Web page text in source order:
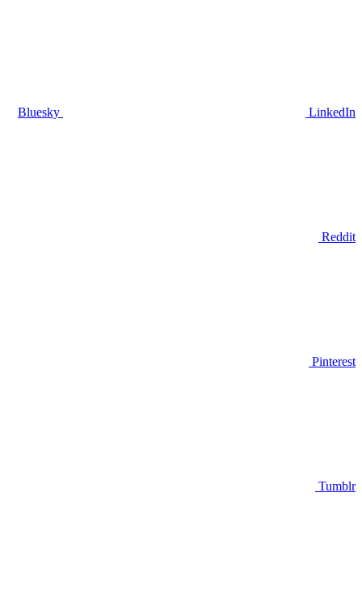
Bluesky LinkedIn
Reddit
Pinterest
Tumblr